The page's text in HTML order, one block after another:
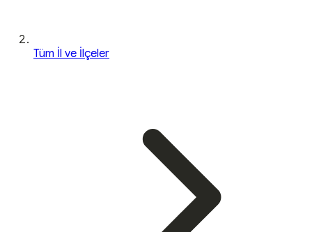
Tüm İl ve İlçeler